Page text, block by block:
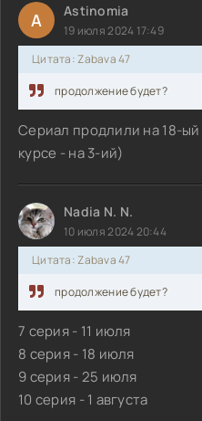
A Astinomia
19 июля 2024 17:49
Цитата: Zabava 47
продолжение будет?
Сериал продлили на 18-ый
курсе - на 3-ий)
Nadia N. N.
10 июля 2024 20:44
Цитата: Zabava 47
продолжение будет?
7 серия - 11 июля
8 серия - 18 июля
9 серия - 25 июля
10 серия - 1 августа